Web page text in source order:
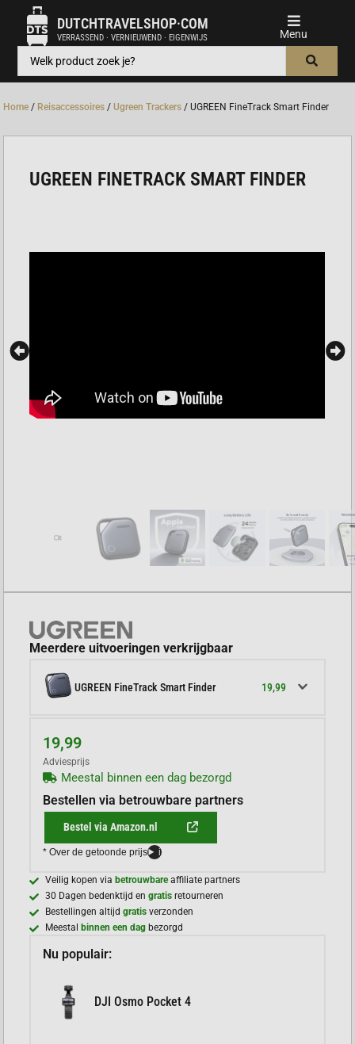
DUTCHTRAVELSHOP·COM
VERRASSEND · VERNIEUWEND · EIGENWIJS
Home / Reisaccessoires /Ugreen Trackers / UGREEN FineTrack Smart Finder
UGREEN FINETRACK SMART FINDER
Meerdere uitvoeringen verkrijgbaar
UGREEN FineTrack Smart Finder 19,99
19,99
Adviesprijs
Meestal binnen een dag bezorgd
Bestellen via betrouwbare partners
Bestel via Amazon.nl
* Over de getoonde prijs i
Veilig kopen viabetrouwbareaffiliate partners
30 Dagen bedenktijd engratis retourneren
Bestellingen altijdgratisverzonden
Meestalbinnen een dag bezorgd
Nu populair:
DJI Osmo Pocket 4